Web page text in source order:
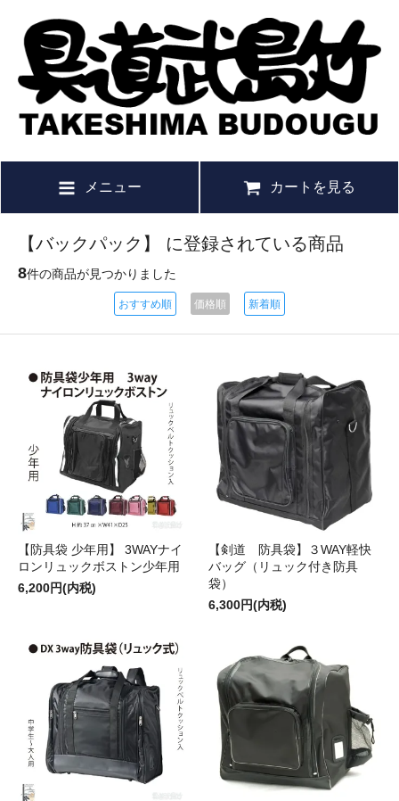
メニュー カートを見る
【バックパック】 に登録されている商品
8件の商品が見つかりました
おすすめ順 価格順 新着順
【防具袋 少年用】 3WAYナイ
ロンリュックボストン少年用
6,200円(内税)
【剣道 防具袋】３WAY軽快
バッグ（リュック付き防具
袋）
6,300円(内税)